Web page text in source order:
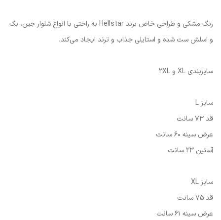
رنگ مشکی و طراحی خاص برند Hellstar به راحتی با انواع شلوار جین، بگ
و اسلش ست شده و استایلی جذاب و ترند ایجاد می‌کند.
سایزبندی XL و 2XL
سایز L
قد 73 سانت
عرض سینه 60 سانت
آستین 23 سانت
سایز XL
قد 75 سانت
عرض سینه 61 سانت